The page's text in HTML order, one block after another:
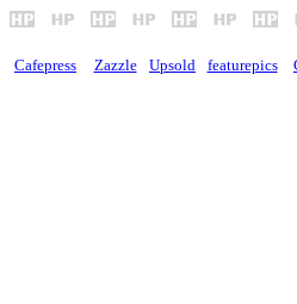
Cafepress Zazzle Upsold featurepics